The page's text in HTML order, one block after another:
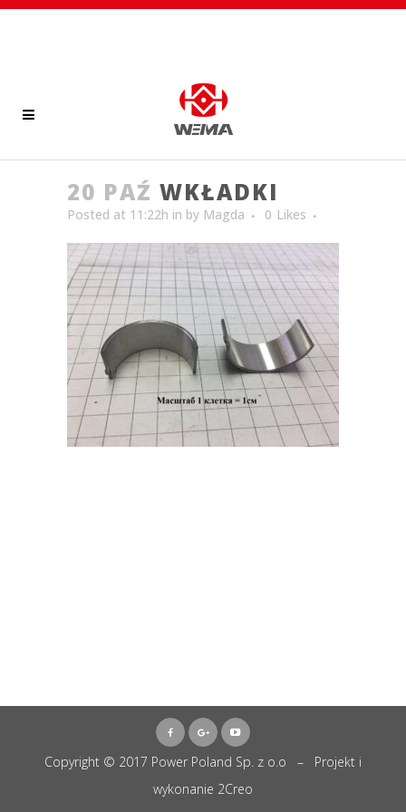
20 PAŹ WKŁADKI
Posted at 11:22h in by Magda 0 Likes
Copyright © 2017 Power Poland Sp. z o.o – Projekt i
wykonanie 2Creo